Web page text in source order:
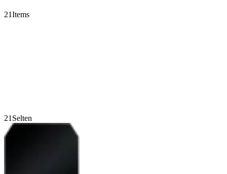
21Items
21 Selten